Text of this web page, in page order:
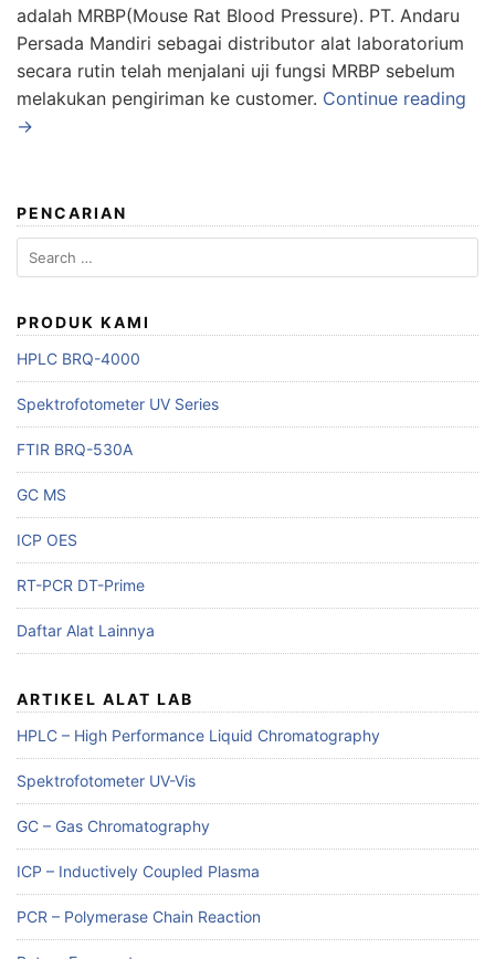
adalah MRBP(Mouse Rat Blood Pressure). PT. Andaru
Persada Mandiri sebagai distributor alat laboratorium
secara rutin telah menjalani uji fungsi MRBP sebelum
melakukan pengiriman ke customer. Continue reading
→
PENCARIAN
Search
for:
PRODUK KAMI
HPLC BRQ-4000
Spektrofotometer UV Series
FTIR BRQ-530A
GC MS
ICP OES
RT-PCR DT-Prime
Daftar Alat Lainnya
ARTIKEL ALAT LAB
HPLC – High Performance Liquid Chromatography
Spektrofotometer UV-Vis
GC – Gas Chromatography
ICP – Inductively Coupled Plasma
PCR – Polymerase Chain Reaction